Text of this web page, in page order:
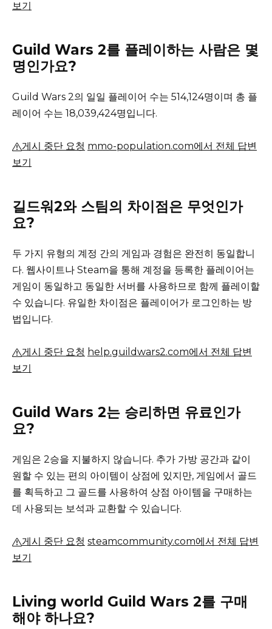
보기
Guild Wars 2를 플레이하는 사람은 몇
명인가요?
Guild Wars 2의 일일 플레이어 수는 514,124명이며 총 플
레이어 수는 18,039,424명입니다.
게시 중단 요청 mmo-population.com에서 전체 답변
보기
길드워2와 스팀의 차이점은 무엇인가
요?
두 가지 유형의 계정 간의 게임과 경험은 완전히 동일합니
다. 웹사이트나 Steam을 통해 계정을 등록한 플레이어는
게임이 동일하고 동일한 서버를 사용하므로 함께 플레이할
수 있습니다. 유일한 차이점은 플레이어가 로그인하는 방
법입니다.
게시 중단 요청 help.guildwars2.com에서 전체 답변
보기
Guild Wars 2는 승리하면 유료인가
요?
게임은 2승을 지불하지 않습니다. 추가 가방 공간과 같이
원할 수 있는 편의 아이템이 상점에 있지만, 게임에서 골드
를 획득하고 그 골드를 사용하여 상점 아이템을 구매하는
데 사용되는 보석과 교환할 수 있습니다.
게시 중단 요청 steamcommunity.com에서 전체 답변
보기
Living world Guild Wars 2를 구매
해야 하나요?